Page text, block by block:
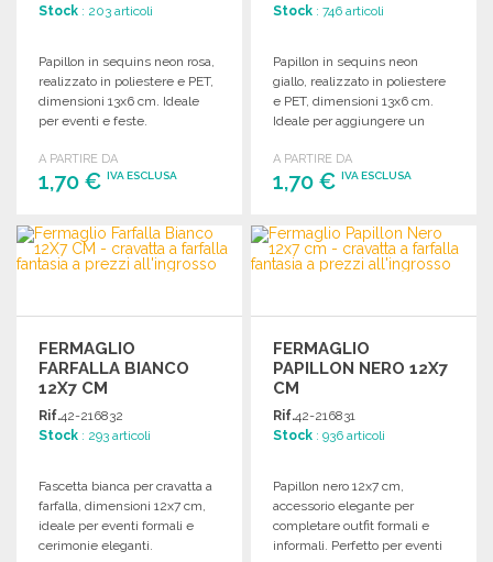
Stock : 203 articoli
Papillon in sequins neon rosa,
realizzato in poliestere e PET,
dimensioni 13x6 cm. Ideale
per eventi e feste.
A PARTIRE DA
1,70 € IVA ESCLUSA
ORDINARE
Richiedi un preventivo
Stock : 746 articoli
Papillon in sequins neon
giallo, realizzato in poliestere
e PET, dimensioni 13x6 cm.
Ideale per aggiungere un
A PARTIRE DA
1,70 €IVA ESCLUSA
ORDINARE
Richiedi un preventivo
FERMAGLIO
FARFALLA BIANCO
12X7 CM
Rif.42-216832
Stock : 293 articoli
Fascetta bianca per cravatta a
farfalla, dimensioni 12x7 cm,
ideale per eventi formali e
cerimonie eleganti.
FERMAGLIO
PAPILLON NERO 12X7
CM
Rif.42-216831
Stock : 936 articoli
Papillon nero 12x7 cm,
accessorio elegante per
completare outfit formali e
informali. Perfetto per eventi